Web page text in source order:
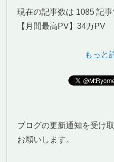
現在の記事数は 1085 記事
【月間最高PV】34万PV
もっと
ブログの更新通知を受け
お願いします。